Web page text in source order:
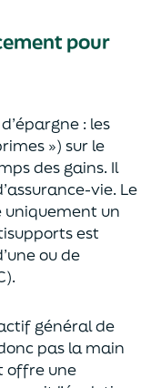
pour
: les
») sur le
des gains. Il
vie. Le
uniquement un
est
ou de
général de
pas la main
offre une